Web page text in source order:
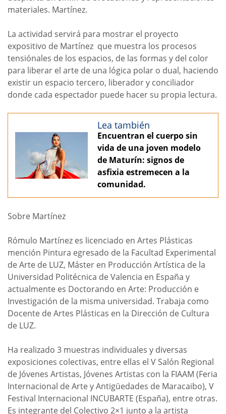
materiales. Martínez.
La actividad servirá para mostrar el proyecto
expositivo de Martínez que muestra los procesos
tensiónales de los espacios, de las formas y del color
para liberar el arte de una lógica polar o dual, haciendo
existir un espacio tercero, liberador y conciliador
donde cada espectador puede hacer su propia lectura.
Lea también
Encuentran el cuerpo sin
vida de una joven modelo
de Maturín: signos de
asfixia estremecen a la
comunidad.
Sobre Martínez
Rómulo Martínez es licenciado en Artes Plásticas
mención Pintura egresado de la Facultad Experimental
de Arte de LUZ, Máster en Producción Artística de la
Universidad Politécnica de Valencia en España y
actualmente es Doctorando en Arte: Producción e
Investigación de la misma universidad. Trabaja como
Docente de Artes Plásticas en la Dirección de Cultura
de LUZ.
Ha realizado 3 muestras individuales y diversas
exposiciones colectivas, entre ellas el V Salón Regional
de Jóvenes Artistas, Jóvenes Artistas con la FIAAM (Feria
Internacional de Arte y Antigüedades de Maracaibo), V
Festival Internacional INCUBARTE (España), entre otras.
Es integrante del Colectivo 2×1 junto a la artista